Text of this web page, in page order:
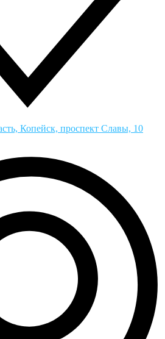
Копейск, проспект Славы, 10